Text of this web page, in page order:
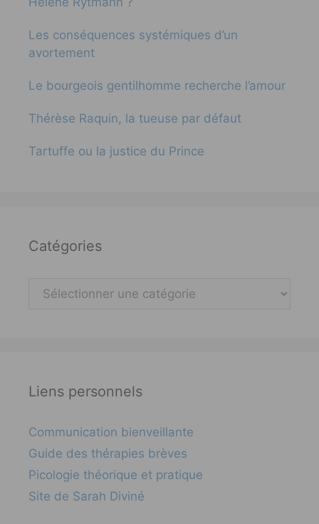
Les conséquences systémiques d’un
avortement
Le bourgeois gentilhomme recherche l’amour
Thérèse Raquin, la tueuse par défaut
Tartuffe ou la justice du Prince
Catégories
Catégories
Liens personnels
Communication bienveillante
Guide des thérapies brèves
Picologie théorique et pratique
Site de Sarah Diviné